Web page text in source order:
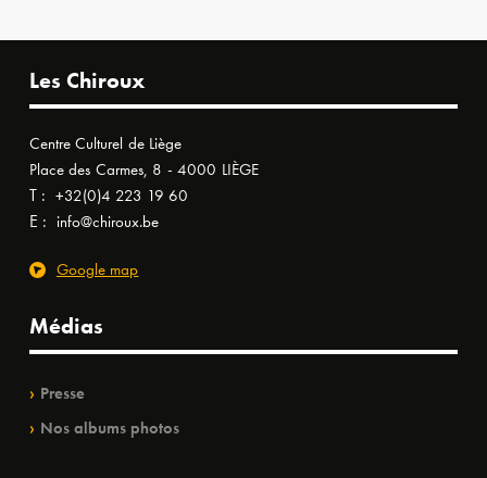
Les Chiroux
Centre Culturel de Liège
Place des Carmes, 8 - 4000 LIÈGE
T : +32(0)4 223 19 60
E : info@chiroux.be
Google map
Médias
Presse
Nos albums photos